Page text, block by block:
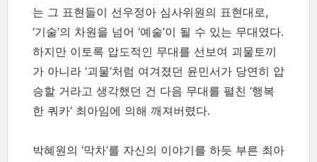
는 그 표현들이 선우정아 심사위원의 표현대로,
‘기술’의 차원을 넘어 ‘예술’이 될 수 있는 무대였다.
하지만 이토록 압도적인 무대를 선보여 괴물토끼
가 아니라 ‘괴물’처럼 여겨졌던 윤민서가 당연히 압
승할 거라고 생각했던 건 다음 무대를 펼친 ‘행복
한 쿼카’ 최아임에 의해 깨져버렸다.
박혜원의 ‘막차’를 자신의 이야기를 하듯 부른 최아